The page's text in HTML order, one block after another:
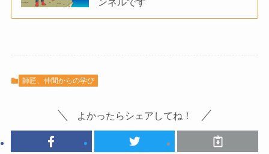
師匠、仲間からの学び
よかったらシェアしてね！